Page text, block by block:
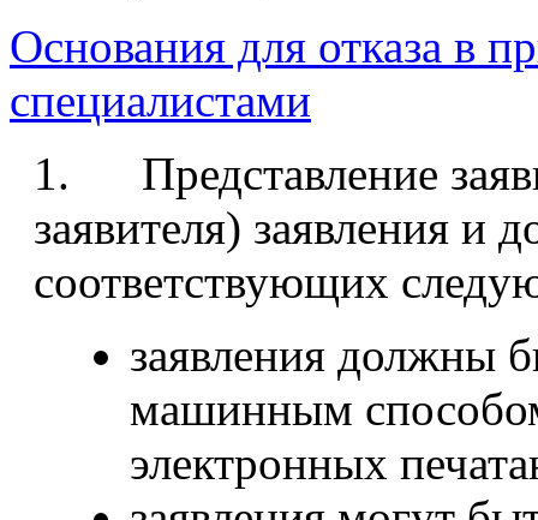
Основания для отказа в
специалистами
1. Представление
заявителя) заявления и
соответствующих
заявления должны
машинным
электронных